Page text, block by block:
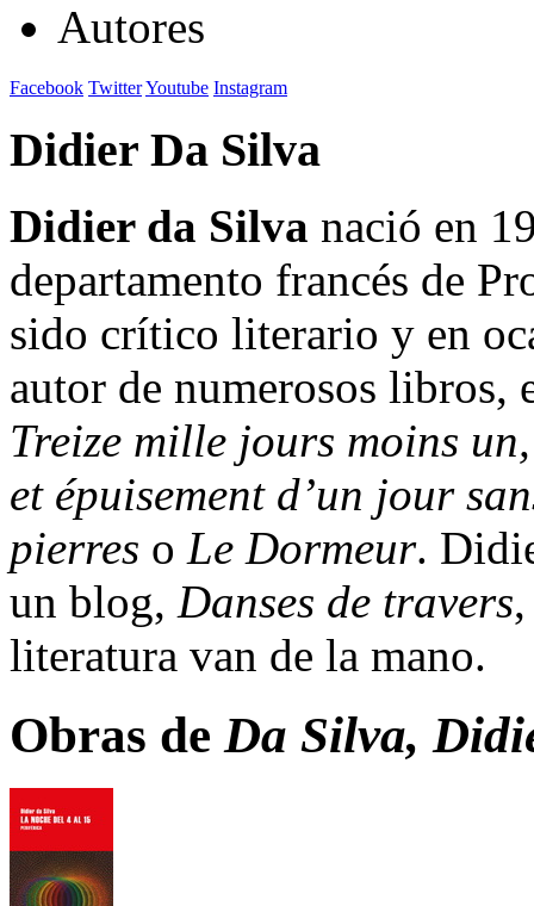
Autores
Facebook TwitterYoutube Instagram
Didier Da Silva
Didier da Silva nació en
departamento francés de
sido crítico literario y en
autor de numerosos libros,
Treize mille jours moins
et épuisement d’un jour
pierres o Le Dormeur.
un blog, Danses de travers
literatura van de la mano.
Obras de Da Silva,